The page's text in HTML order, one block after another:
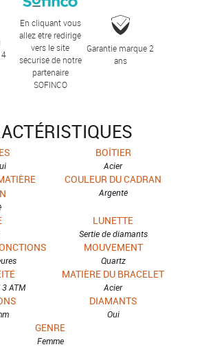
En cliquant vous
allez être redirigé
vers le site
sécurisé de notre
partenaire
SOFINCO
Garantie marque 2
ans
BOÎTIER
Acier
COULEUR DU CADRAN
Argenté
LUNETTE
Sertie de diamants
MOUVEMENT
Quartz
ATM
MATIÈRE DU BRACELET
Acier
DIAMANTS
Oui
GENRE
Femme